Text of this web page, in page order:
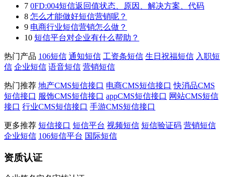
7 0FD:004短信返回值状态、原因、解决方案、代码
8 怎么才能做好短信营销呢？
9 电商行业短信营销怎么做？
10 短信平台对企业有什么帮助？
热门产品 106短信 通知短信 工资条短信 生日祝福短信 入职短
信 企业短信 语音短信 营销短信
热门推荐 地产CMS短信接口 电商CMS短信接口 快消品CMS
短信接口 服饰CMS短信接口 appCMS短信接口 网站CMS短信
接口 行业CMS短信接口 手游CMS短信接口
更多推荐 短信接口 短信平台 视频短信 短信验证码 营销短信
企业短信 106短信平台 国际短信
资质认证